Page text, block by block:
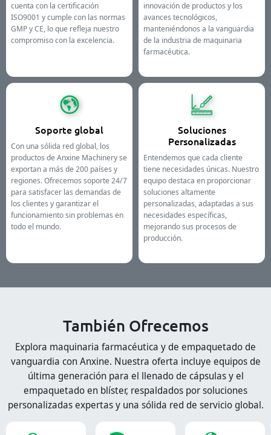
cuenta con la certificación
ISO9001 y cumple con las normas
GMP y CE, lo que refleja nuestro
compromiso con la excelencia.
innovación de productos y los
avances tecnológicos,
manteniéndonos a la vanguardia
de la industria de maquinaria
farmacéutica.
Soporte global
Con una sólida red global, los
productos de Anxine Machinery se
exportan a más de 200 países y
regiones. Ofrecemos soporte 24/7
para satisfacer las demandas de
los clientes y garantizar el
funcionamiento sin problemas en
todo el mundo.
Soluciones
Personalizadas
Entendemos que cada cliente
tiene necesidades únicas. Nuestro
equipo destaca en proporcionar
soluciones altamente
personalizadas, adaptadas a sus
necesidades específicas,
mejorando sus procesos de
producción.
También Ofrecemos
Explora maquinaria farmacéutica y de empaquetado de
vanguardia con Anxine. Nuestra oferta incluye equipos de
última generación para el llenado de cápsulas y el
empaquetado en blíster, respaldados por soluciones
personalizadas expertas y una sólida red de servicio global.